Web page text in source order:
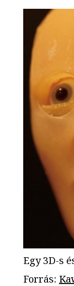
Egy 3D-s
Forrás: